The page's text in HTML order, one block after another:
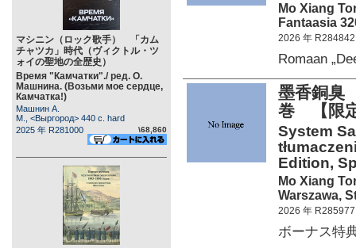
マシニン（ロック歌手） 「カム
チャツカ」時代（ヴィクトル・ツ
ォイの聖地の全歴史）
Время "Камчатки"./ ред. О.
Машнина. (Возьми мое сердце,
Камчатка!)
Машнин А.
М., <Выргород> 440 c. hard
2025 年 R281000
\68,860
Mo Xiang
Fantaasia
2026 年 R284842
Romaan
墨香銅臭
巻 【限
System
Edition,
Mo Xiang
Warszawa,
2026 年 R285977
ボーナス特